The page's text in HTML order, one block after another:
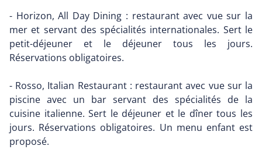
- Horizon, All Day Dining : restaurant avec vue sur la
mer et servant des spécialités internationales. Sert le
petit-déjeuner et le déjeuner tous les jours.
Réservations obligatoires.
- Rosso, Italian Restaurant : restaurant avec vue sur la
piscine avec un bar servant des spécialités de la
cuisine italienne. Sert le déjeuner et le dîner tous les
jours. Réservations obligatoires. Un menu enfant est
proposé.